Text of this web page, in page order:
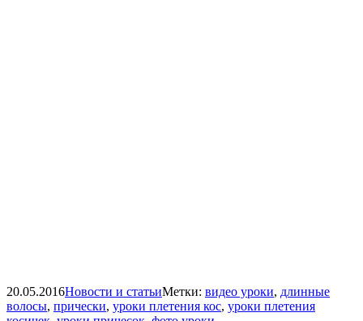
20.05.2016Новости и статьиМетки: видео уроки, длинные
волосы, прически, уроки плетения кос, уроки плетения